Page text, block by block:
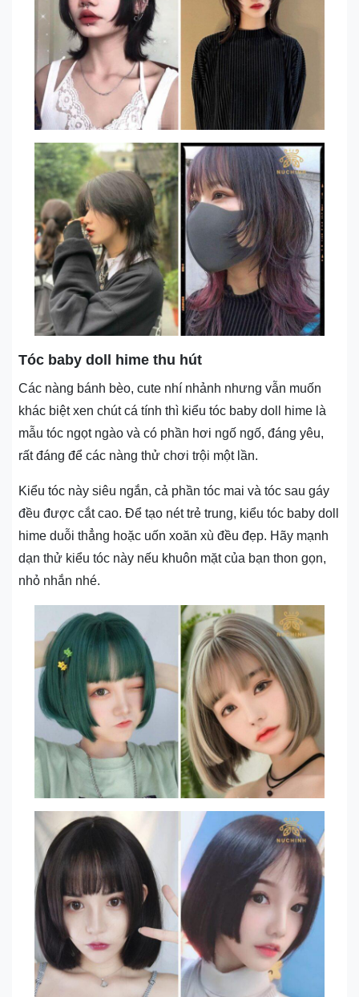
Tóc baby doll hime thu hút
Các nàng bánh bèo, cute nhí nhảnh nhưng vẫn muốn
khác biệt xen chút cá tính thì kiểu tóc baby doll hime là
mẫu tóc ngọt ngào và có phần hơi ngố ngố, đáng yêu,
rất đáng để các nàng thử chơi trội một lần.
Kiểu tóc này siêu ngắn, cả phần tóc mai và tóc sau gáy
đều được cắt cao. Để tạo nét trẻ trung, kiểu tóc baby doll
hime duỗi thẳng hoặc uốn xoăn xù đều đẹp. Hãy mạnh
dạn thử kiểu tóc này nếu khuôn mặt của bạn thon gọn,
nhỏ nhắn nhé.